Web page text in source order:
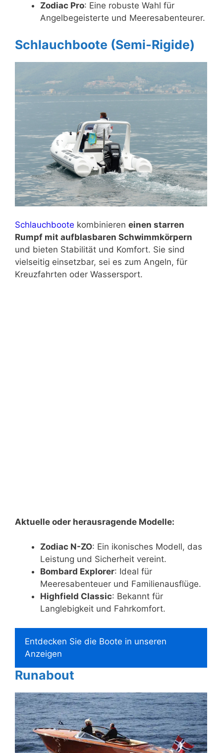
Zodiac Pro: Eine robuste Wahl für
Angelbegeisterte und Meeresabenteurer.
Schlauchboote (Semi-Rigide)
Schlauchboote kombinieren einen starren
Rumpf mit aufblasbaren Schwimmkörpern
und bieten Stabilität und Komfort. Sie sind
vielseitig einsetzbar, sei es zum Angeln, für
Kreuzfahrten oder Wassersport.
Aktuelle oder herausragende Modelle:
Zodiac N-ZO: Ein ikonisches Modell, das
Leistung und Sicherheit vereint.
Bombard Explorer: Ideal für
Meeresabenteuer und Familienausflüge.
Highfield Classic: Bekannt für
Langlebigkeit und Fahrkomfort.
Entdecken Sie die Boote in unseren
Anzeigen
Runabout